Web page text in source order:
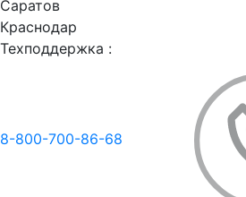
Саратов
Краснодар
Техподдержка :
8-800-700-86-68